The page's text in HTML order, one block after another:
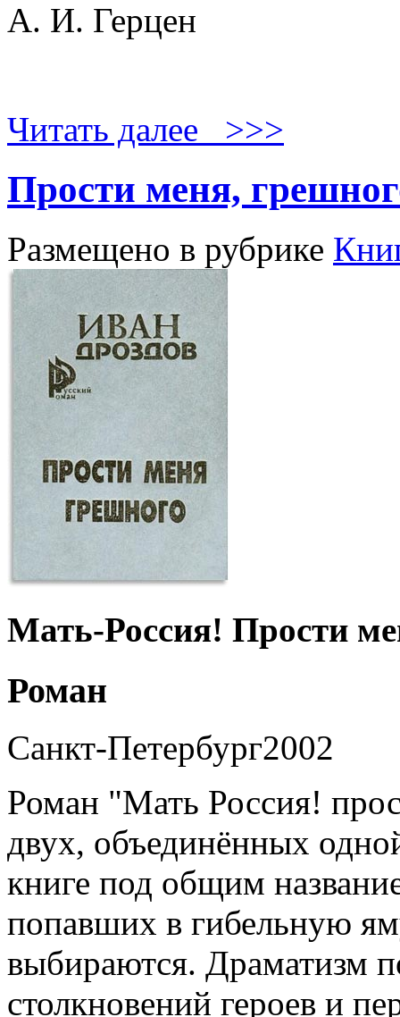
А. И. Герцен
Читать далее >>>
Прости меня,
Размещено в рубрике
Мать-Россия! Прости
Роман
Санкт-Петербург2002
Роман "Мать Россия!
двух, объединённых
книге под общим
попавших в гибельную
выбираются. Драматизм
столкновений героев и